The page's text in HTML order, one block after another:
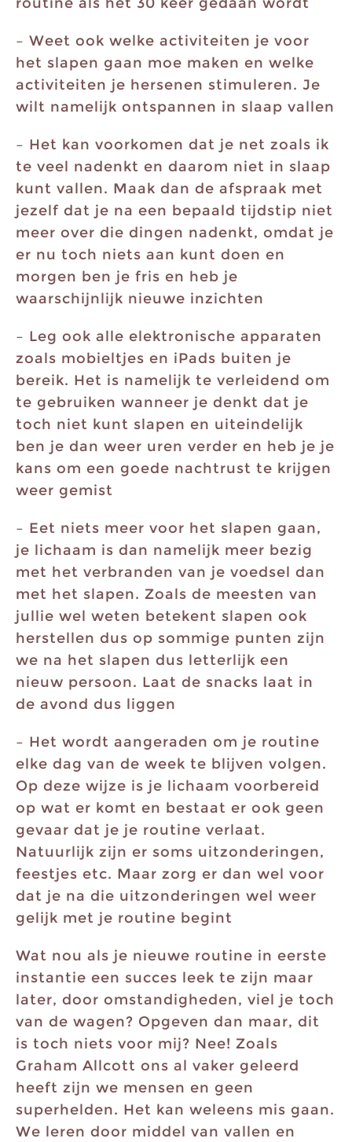
– Weet ook welke activiteiten je voor
het slapen gaan moe maken en welke
activiteiten je hersenen stimuleren. Je
wilt namelijk ontspannen in slaap vallen
– Het kan voorkomen dat je net zoals ik
te veel nadenkt en daarom niet in slaap
kunt vallen. Maak dan de afspraak met
jezelf dat je na een bepaald tijdstip niet
meer over die dingen nadenkt, omdat je
er nu toch niets aan kunt doen en
morgen ben je fris en heb je
waarschijnlijk nieuwe inzichten
– Leg ook alle elektronische apparaten
zoals mobieltjes en iPads buiten je
bereik. Het is namelijk te verleidend om
te gebruiken wanneer je denkt dat je
toch niet kunt slapen en uiteindelijk
ben je dan weer uren verder en heb je je
kans om een goede nachtrust te krijgen
weer gemist
– Eet niets meer voor het slapen gaan,
je lichaam is dan namelijk meer bezig
met het verbranden van je voedsel dan
met het slapen. Zoals de meesten van
jullie wel weten betekent slapen ook
herstellen dus op sommige punten zijn
we na het slapen dus letterlijk een
nieuw persoon. Laat de snacks laat in
de avond dus liggen
– Het wordt aangeraden om je routine
elke dag van de week te blijven volgen.
Op deze wijze is je lichaam voorbereid
op wat er komt en bestaat er ook geen
gevaar dat je je routine verlaat.
Natuurlijk zijn er soms uitzonderingen,
feestjes etc. Maar zorg er dan wel voor
dat je na die uitzonderingen wel weer
gelijk met je routine begint
Wat nou als je nieuwe routine in eerste
instantie een succes leek te zijn maar
later, door omstandigheden, viel je toch
van de wagen? Opgeven dan maar, dit
is toch niets voor mij? Nee! Zoals
Graham Allcott ons al vaker geleerd
heeft zijn we mensen en geen
superhelden. Het kan weleens mis gaan.
We leren door middel van vallen en